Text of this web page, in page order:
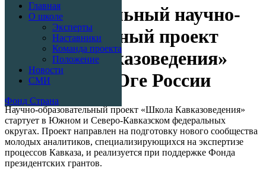
содержимому
(нажмите
Школа Кавказоведения
Главная
О школе
Эксперты
Наставники
Команда проекта
Положение
Новости
СМИ
Фонд Страна
Межрегиональный научно-
образовательный проект
«Школа Кавказоведения»
стартует на Юге России
Научно-образовательный проект «Школа Кавказоведения»
стартует в Южном и Северо-Кавказском федеральных
округах. Проект направлен на подготовку нового сообщества
молодых аналитиков, специализирующихся на экспертизе
процессов Кавказа, и реализуется при поддержке Фонда
президентских грантов.